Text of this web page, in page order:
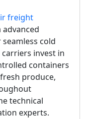
freight
advanced
cold
invest in
containers
produce,
technical
experts.